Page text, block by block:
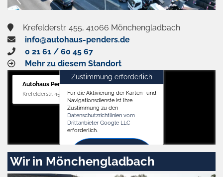
Krefelderstr. 455, 41066 Mönchengladbach
info@autohaus-penders.de
0 21 61 / 60 45 67
Mehr zu diesem Standort
Autohaus Penders (Verkauf)
Krefelderstr. 455, 41066 Mönchengladbach
Zustimmung erforderlich
Für die Aktivierung der Karten- und
Navigationsdienste ist Ihre
Zustimmung zu den
Datenschutzrichtlinien vom
Drittanbieter Google LLC
erforderlich.
Zustimmen
und
aktivieren
Wir in Mönchengladbach